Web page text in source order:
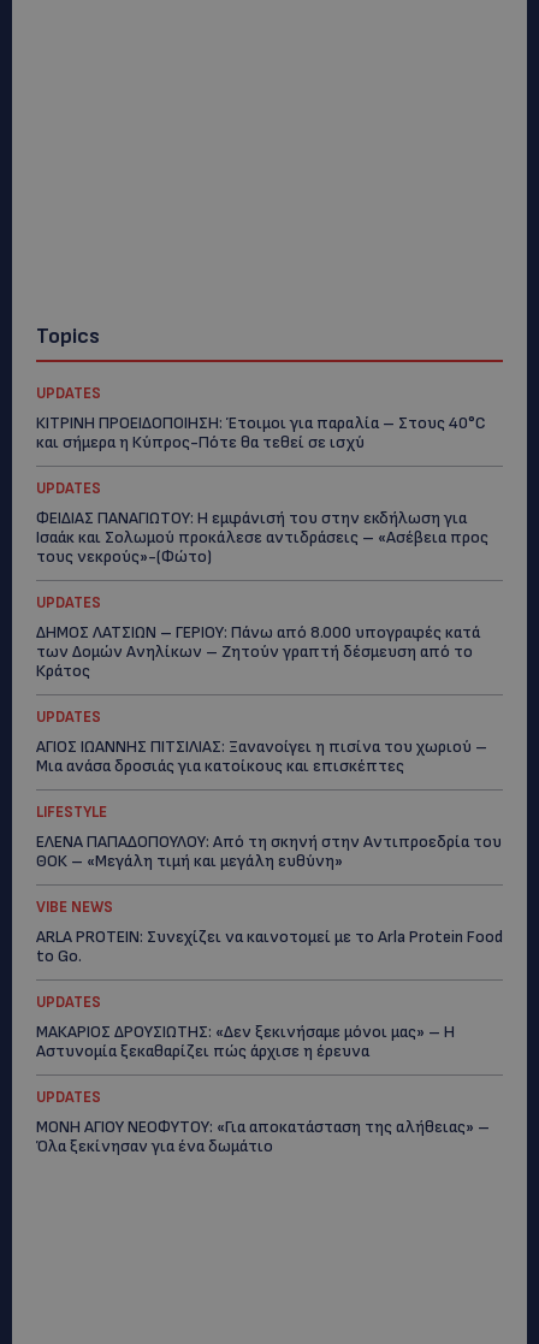
Topics
UPDATES
ΚΙΤΡΙΝΗ ΠΡΟΕΙΔΟΠΟΙΗΣΗ: Έτοιμοι για παραλία – Στους 40°C
και σήμερα η Κύπρος-Πότε θα τεθεί σε ισχύ
UPDATES
ΦΕΙΔΙΑΣ ΠΑΝΑΓΙΩΤΟΥ: Η εμφάνισή του στην εκδήλωση για
Ισαάκ και Σολωμού προκάλεσε αντιδράσεις – «Ασέβεια προς
τους νεκρούς»-(Φώτο)
UPDATES
ΔΗΜΟΣ ΛΑΤΣΙΩΝ – ΓΕΡΙΟΥ: Πάνω από 8.000 υπογραφές κατά
των Δομών Ανηλίκων – Ζητούν γραπτή δέσμευση από το
Κράτος
UPDATES
ΑΓΙΟΣ ΙΩΑΝΝΗΣ ΠΙΤΣΙΛΙΑΣ: Ξανανοίγει η πισίνα του χωριού –
Μια ανάσα δροσιάς για κατοίκους και επισκέπτες
LIFESTYLE
ΕΛΕΝΑ ΠΑΠΑΔΟΠΟΥΛΟΥ: Από τη σκηνή στην Αντιπροεδρία του
ΘΟΚ – «Μεγάλη τιμή και μεγάλη ευθύνη»
VIBE NEWS
ARLA PROTEIN: Συνεχίζει να καινοτομεί με το Arla Protein Food
to Go.
UPDATES
ΜΑΚΑΡΙΟΣ ΔΡΟΥΣΙΩΤΗΣ: «Δεν ξεκινήσαμε μόνοι μας» – Η
Αστυνομία ξεκαθαρίζει πώς άρχισε η έρευνα
UPDATES
ΜΟΝΗ ΑΓΙΟΥ ΝΕΟΦΥΤΟΥ: «Για αποκατάσταση της αλήθειας» –
Όλα ξεκίνησαν για ένα δωμάτιο